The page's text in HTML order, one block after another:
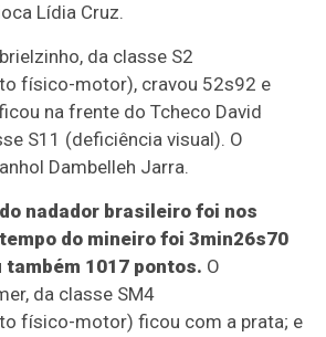
Lídia Cruz.
da classe S2
físico-motor), cravou 52s92 e
na frente do Tcheco David
S11 (deficiência visual). O
Dambelleh Jarra.
nadador brasileiro foi nos
do mineiro foi 3min26s70
1017 pontos. O
da classe SM4
físico-motor) ficou com a prata; e